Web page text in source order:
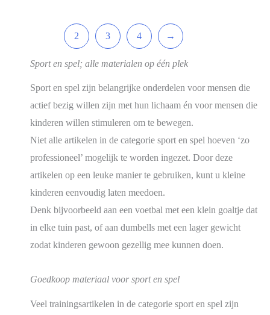
2 3 4 →
Sport en spel; alle materialen op één plek
Sport en spel zijn belangrijke onderdelen voor mensen die
actief bezig willen zijn met hun lichaam én voor mensen die
kinderen willen stimuleren om te bewegen.
Niet alle artikelen in de categorie sport en spel hoeven ‘zo
professioneel’ mogelijk te worden ingezet. Door deze
artikelen op een leuke manier te gebruiken, kunt u kleine
kinderen eenvoudig laten meedoen.
Denk bijvoorbeeld aan een voetbal met een klein goaltje dat
in elke tuin past, of aan dumbells met een lager gewicht
zodat kinderen gewoon gezellig mee kunnen doen.
Goedkoop materiaal voor sport en spel
Veel trainingsartikelen in de categorie sport en spel zijn